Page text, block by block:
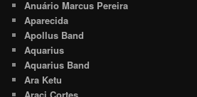
Anuário Marcus Pereira
Aparecida
Apollus Band
Aquarius
Aquarius Band
Ara Ketu